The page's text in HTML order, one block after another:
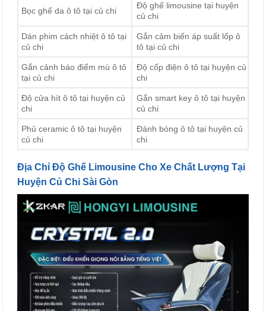
Bọc ghế da ô tô tại củ chi
Độ ghế limousine tại huyện
củ chi
Dán phim cách nhiệt ô tô tại
củ chi
Gắn cảm biến áp suất lốp ô
tô tại củ chi
Gắn cảnh báo điểm mù ô tô
tại củ chi
Độ cốp điện ô tô tại huyện củ
chi
Độ cửa hít ô tô tại huyện củ
chi
Gắn smart key ô tô tại huyện
củ chi
Phủ ceramic ô tô tại huyện
củ chi
Đánh bóng ô tô tại huyện củ
chi
Địa Chỉ Độ Ghế Limousine Cho Xe Chất Lượng Tại
Huyện Củ Chi Sài Gòn